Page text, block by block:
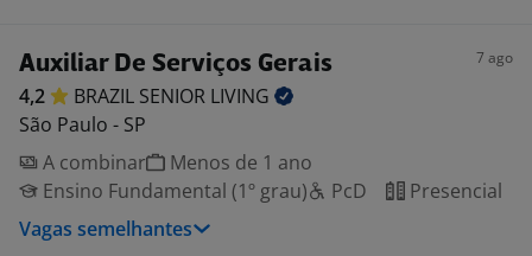
Auxiliar De Serviços Gerais 7 ago
4,2 BRAZIL SENIOR LIVING
São Paulo - SP
A combinar
Menos de 1 ano
Ensino Fundamental (1º grau)
PcD
Presencial
Vagas semelhantes